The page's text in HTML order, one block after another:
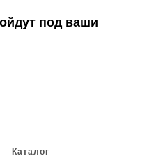
под ваши
Каталог